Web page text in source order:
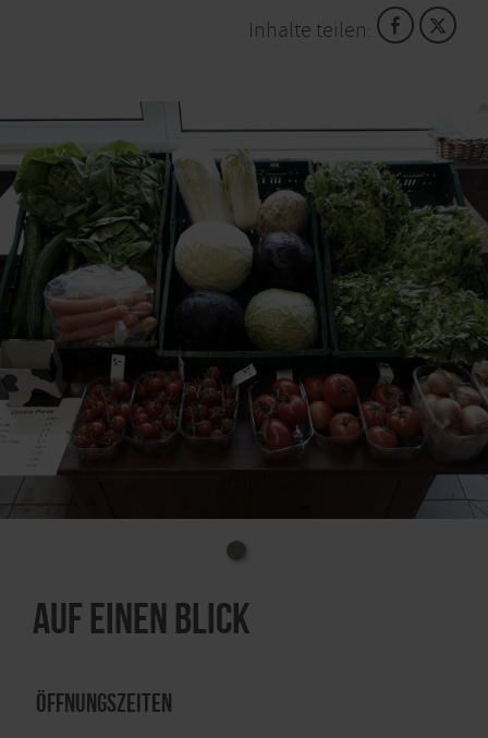
Inhalte teilen:
Auf einen Blick
Öffnungszeiten